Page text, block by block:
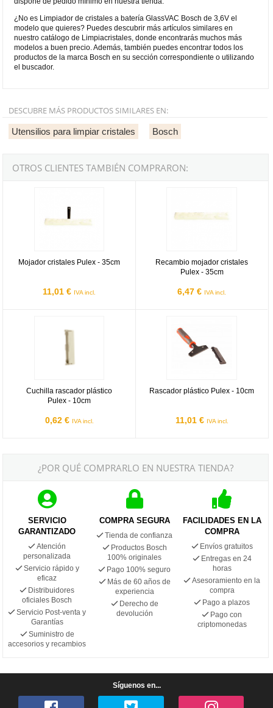
¿No es Limpiador de cristales a batería GlassVAC Bosch de 3,6V el
modelo que quieres? Puedes descubrir más artículos similares en
nuestro catálogo de Limpiacristales, donde encontrarás muchos más
modelos a buen precio. Además, también puedes encontrar todos los
productos de la marca Bosch en su sección correspondiente o utilizando
el buscador.
DESCUBRE MÁS PRODUCTOS SIMILARES EN:
Utensilios para limpiar cristales Bosch
OTROS CLIENTES TAMBIÉN COMPRARON:
Mojador cristales Pulex - 35cm
11,01 € IVA incl.
Recambio mojador cristales
Pulex - 35cm
6,47 € IVA incl.
Cuchilla rascador plástico
Pulex - 10cm
0,62 € IVA incl.
Rascador plástico Pulex - 10cm
11,01 € IVA incl.
¿POR QUÉ COMPRARLO EN NUESTRA TIENDA?
SERVICIO
GARANTIZADO
Atención
personalizada
Servicio rápido y
eficaz
Distribuidores
oficiales Bosch
Servicio Post-venta y
Garantías
Suministro de
accesorios y recambios
COMPRA SEGURA
Tienda de confianza
Productos Bosch
100% originales
Pago 100% seguro
Más de 60 años de
experiencia
Derecho de
devolución
FACILIDADES EN LA
COMPRA
Envíos gratuitos
Entregas en 24
horas
Asesoramiento en la
compra
Pago a plazos
Pago con
criptomonedas
Síguenos en...